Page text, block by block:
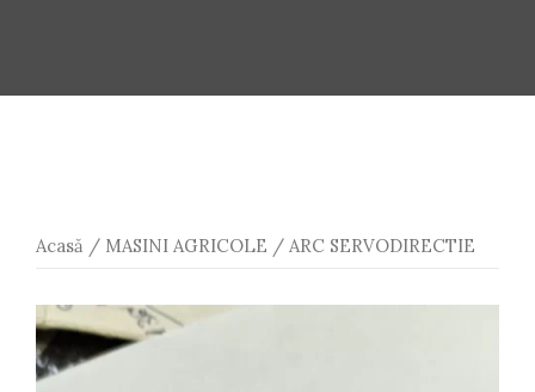
Acasă / MASINI AGRICOLE / ARC SERVODIRECTIE